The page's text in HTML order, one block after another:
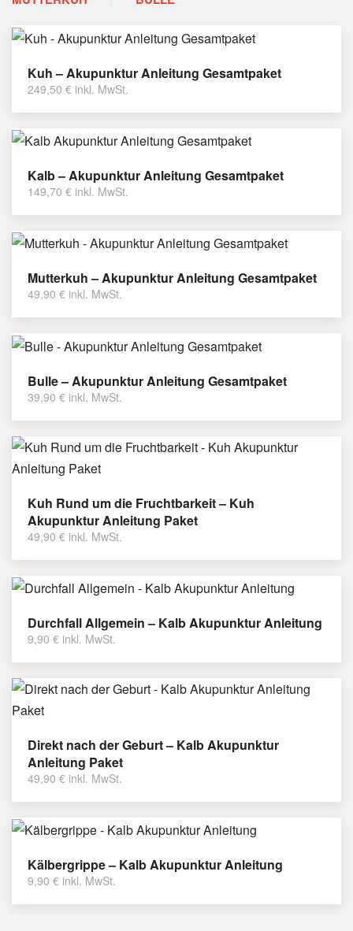
Kuh – Akupunktur Anleitung Gesamtpaket
249,50 € inkl. MwSt.
Kalb – Akupunktur Anleitung Gesamtpaket
149,70 € inkl. MwSt.
Mutterkuh – Akupunktur Anleitung Gesamtpaket
49,90 € inkl. MwSt.
Bulle – Akupunktur Anleitung Gesamtpaket
39,90 € inkl. MwSt.
Kuh Rund um die Fruchtbarkeit – Kuh
Akupunktur Anleitung Paket
49,90 € inkl. MwSt.
Durchfall Allgemein – Kalb Akupunktur Anleitung
9,90 € inkl. MwSt.
Direkt nach der Geburt – Kalb Akupunktur
Anleitung Paket
49,90 € inkl. MwSt.
Kälbergrippe – Kalb Akupunktur Anleitung
9,90 € inkl. MwSt.